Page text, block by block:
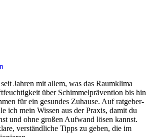
Jahren mit allem, was das Raumklima
über Schimmelprävention bis hin
für ein gesundes Zuhause. Auf ratgeber-
ich mein Wissen aus der Praxis, damit du
und ohne großen Aufwand lösen kannst.
verständliche Tipps zu geben, die im